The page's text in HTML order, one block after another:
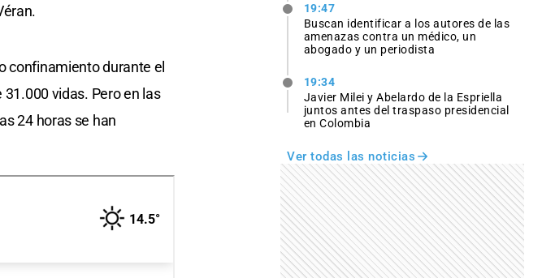
confinamiento durante el
vidas. Pero en las
24 horas se han
19:47
Buscan identificar a los autores de las
amenazas contra un médico, un
abogado y un periodista
19:34
Javier Milei y Abelardo de la Espriella
juntos antes del traspaso presidencial
en Colombia
Ver todas las noticias